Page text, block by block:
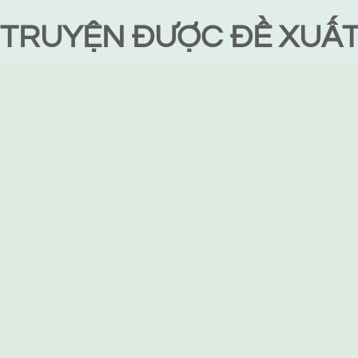
TRUYỆN ĐƯỢC ĐỀ